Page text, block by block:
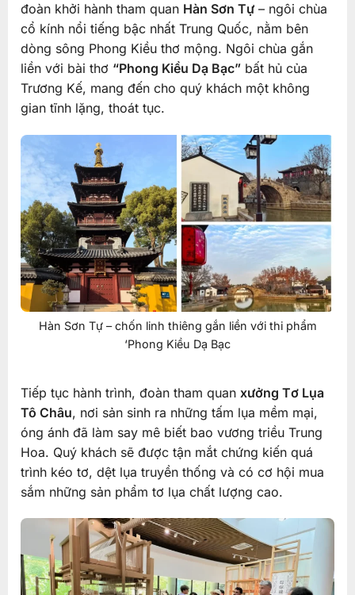
đoàn khởi hành tham quan Hàn Sơn Tự– ngôi chùa
cổ kính nổi tiếng bậc nhất Trung Quốc, nằm bên
dòng sông Phong Kiều thơ mộng. Ngôi chùa gắn
liền với bài thơ “Phong Kiều Dạ Bạc”bất hủ của
Trương Kế, mang đến cho quý khách một không
gian tĩnh lặng, thoát tục.
Hàn Sơn Tự – chốn linh thiêng gắn liền với thi phẩm
‘Phong Kiều Dạ Bạc
Tiếp tục hành trình, đoàn tham quan xưởng Tơ Lụa
Tô Châu, nơi sản sinh ra những tấm lụa mềm mại,
óng ánh đã làm say mê biết bao vương triều Trung
Hoa. Quý khách sẽ được tận mắt chứng kiến quá
trình kéo tơ, dệt lụa truyền thống và có cơ hội mua
sắm những sản phẩm tơ lụa chất lượng cao.